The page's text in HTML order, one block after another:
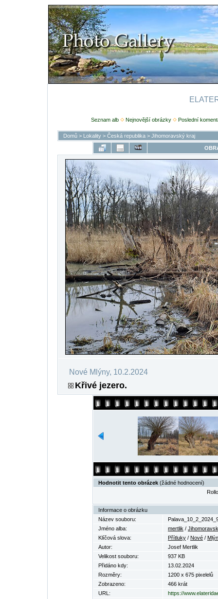
Seznam alb Nejnovější obrázky Poslední
Domů> Lokality> Česká republika> Jihomoravský kraj
Nové Mlýny, 10.2.2024
Křivé jezero.
Hodnotit tento obrázek (žádné hodnocení)
Informace o obrázku
Název souboru:
Jméno alba:
mertlik /
Klíčová slova:
Přítluky / Nové /
Autor:
Josef Mertlik
Velikost souboru:
937 KB
Přidáno kdy:
13.02.2024
Rozměry:
1200 x 675 pixelelů
Zobrazeno:
466 krát
URL:
https://